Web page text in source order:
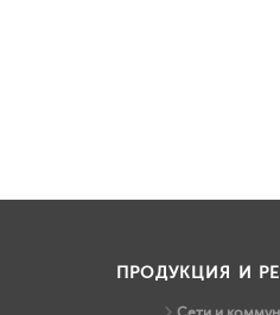
ПРОДУКЦИЯ И